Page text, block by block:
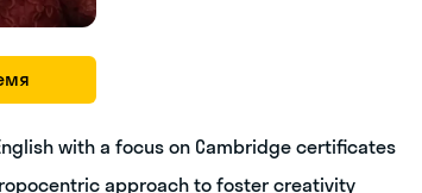
with a focus on Cambridge certificates
approach to foster creativity